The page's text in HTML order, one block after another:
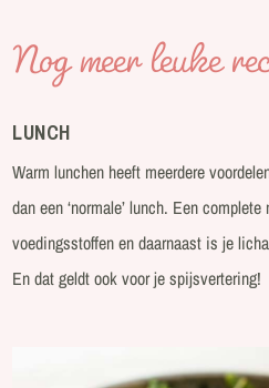
Nog meer leuke
LUNCH
Warm lunchen heeft meerdere
dan een ‘normale’ lunch. Een
voedingsstoffen en daarnaast is je
En dat geldt ook voor je spijsvertering!